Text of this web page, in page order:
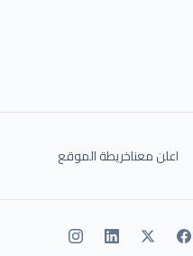
اعلن معناخريطة الموقع